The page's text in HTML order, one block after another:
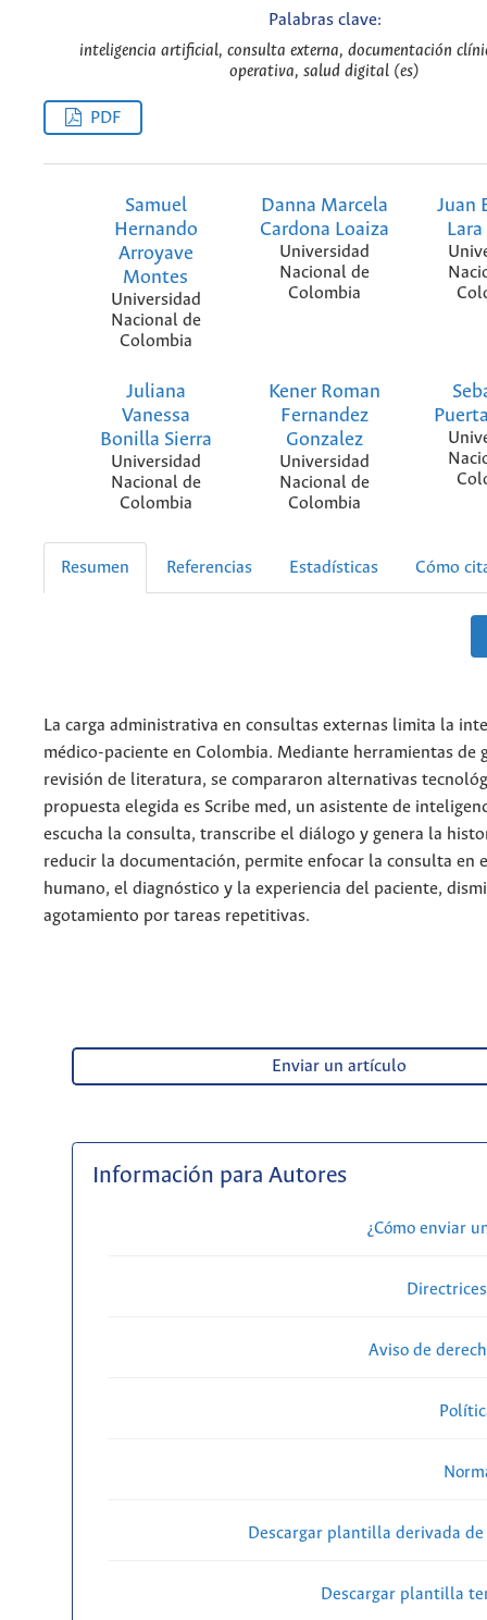
Palabras clave:
inteligencia artificial, consulta externa, documentación
operativa, salud digital (es)
PDF
Samuel
Hernando
Arroyave
Montes
Universidad
Nacional de
Colombia
Danna Marcela
Cardona Loaiza
Universidad
Nacional de
Colombia
Juan
Juliana
Vanessa
Bonilla Sierra
Universidad
Nacional de
Colombia
Kener Roman
Fernandez
Gonzalez
Universidad
Nacional de
Colombia
Resumen Referencias Estadísticas Cómo
La carga administrativa en consultas externas limita la
médico-paciente en Colombia. Mediante herramientas de
revisión de literatura, se compararon alternativas
propuesta elegida es Scribe med, un asistente de
escucha la consulta, transcribe el diálogo y genera la
reducir la documentación, permite enfocar la consulta en
humano, el diagnóstico y la experiencia del paciente,
agotamiento por tareas repetitivas.
Enviar un artículo
Información para Autores
¿Cómo enviar
Aviso de
Descargar plantilla derivada
Descargar plantilla